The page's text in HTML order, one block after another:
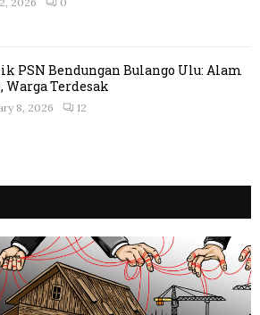
PSN Bendungan Bulango Ulu: Alam
Warga Terdesak
8, 2026 12